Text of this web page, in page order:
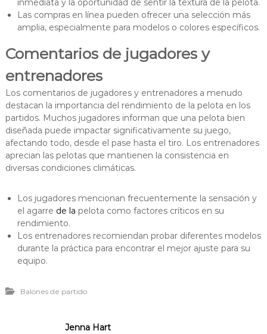
inmediata y la oportunidad de sentir la textura de la pelota.
Las compras en línea pueden ofrecer una selección más
amplia, especialmente para modelos o colores específicos.
Comentarios de jugadores y
entrenadores
Los comentarios de jugadores y entrenadores a menudo
destacan la importancia del rendimiento de la pelota en los
partidos. Muchos jugadores informan que una pelota bien
diseñada puede impactar significativamente su juego,
afectando todo, desde el pase hasta el tiro. Los entrenadores
aprecian las pelotas que mantienen la consistencia en
diversas condiciones climáticas.
Los jugadores mencionan frecuentemente la sensación y
el agarre de la pelota como factores críticos en su
rendimiento.
Los entrenadores recomiendan probar diferentes modelos
durante la práctica para encontrar el mejor ajuste para su
equipo.
Balones de partido
Jenna Hart